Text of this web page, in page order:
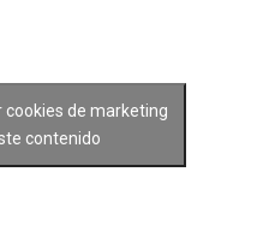
cookies de marketing
contenido